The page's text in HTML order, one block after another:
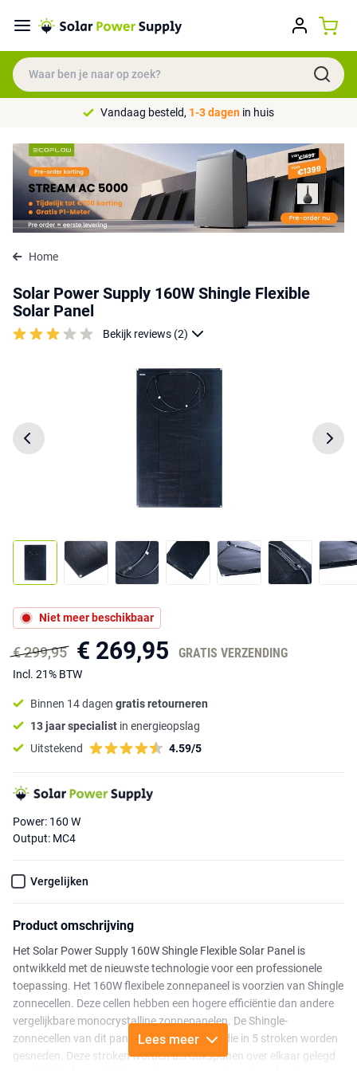
Vandaag besteld, 1-3 dagen in huis
Home
Solar Power Supply 160W Shingle Flexible
Solar Panel
Bekijk reviews (2)
Niet meer beschikbaar
€ 299,95 € 269,95 GRATIS VERZENDING
Incl. 21% BTW
Binnen 14 dagen gratis retourneren
13 jaar specialist in energieopslag
Uitstekend
4.59/5
Power: 160 W
Output: MC4
Vergelijken
Product omschrijving
Het Solar Power Supply 160W Shingle Flexible Solar Panel is
ontwikkeld met de nieuwste technologie voor een professionele
toepassing. Het 160W flexibele zonnepaneel is voorzien van Shingle
zonnecellen. Deze cellen hebben een hogere efficiëntie dan andere
vergelijkbare monocrystalline zonnepanelen. De Shingle-
zonnecellen van dit paneel zijn zonnecellen die in 5 stroken worden
gesneden. Deze stroken worden als dakspanen over elkaar gelegd
Lees meer